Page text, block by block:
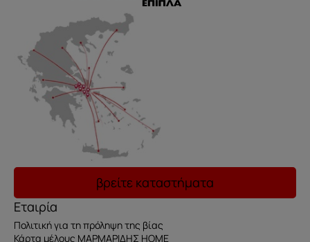
βρείτε καταστήματα
Εταιρία
Πολιτική για τη πρόληψη της βίας
Κάρτα μέλους ΜΑΡΜΑΡΙΔΗΣ HOME